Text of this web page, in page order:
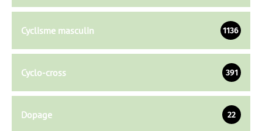
Cyclisme masculin 1136
Cyclo-cross 391
Dopage 22